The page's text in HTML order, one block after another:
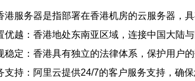
港服务器是指部署在香港机房的云服务器，具
优越：香港地处东南亚区域，连接中国大陆
稳定：香港具有独立的法律体系，保护用户的
支持：阿里云提供24/7的客户服务支持，确保